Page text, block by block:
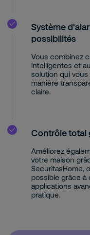
Système
possibilités
Vous combinez
intelligentes et
solution qui
manière
claire.
Contrôle total
Améliorez
votre maison
SecuritasHome,
possible grâce à
applications
pratique.